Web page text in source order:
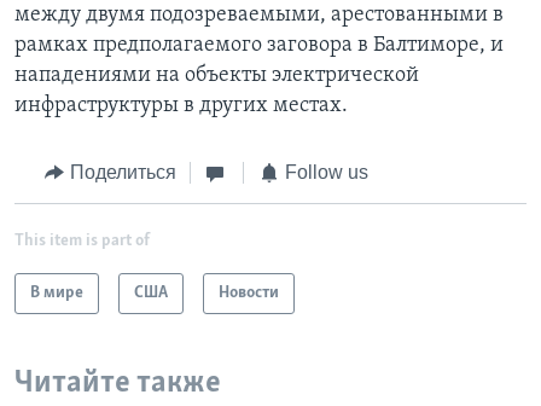
между двумя подозреваемыми, арестованными в
рамках предполагаемого заговора в Балтиморе, и
нападениями на объекты электрической
инфраструктуры в других местах.
Поделиться Follow us
This item is part of
В мире США Новости
Читайте также